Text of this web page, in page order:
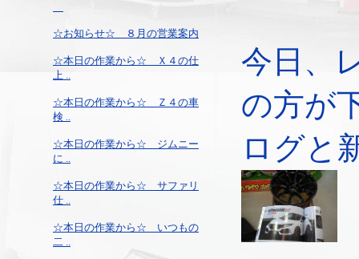
☆お知らせ☆ ８月の営業案内
☆本日の作業から☆ Ｘ４の仕
上 ..
☆本日の作業から☆ Ｚ４の車
検 ..
☆本日の作業から☆ ジムニー
に ..
☆本日の作業から☆ サファリ
仕 ..
☆本日の作業から☆ いつもの
二 ..
今日、
の方が
ログと